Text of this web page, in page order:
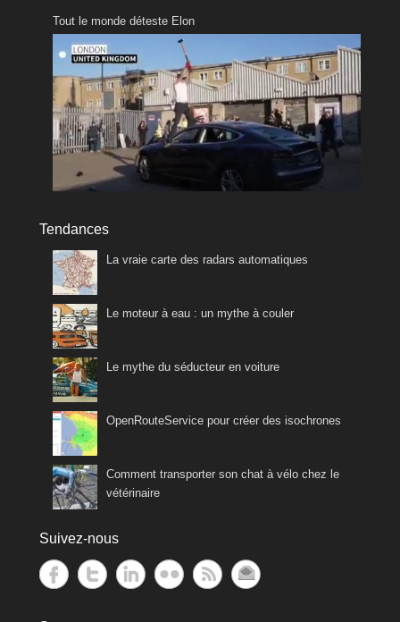
Tout le monde déteste Elon
Tendances
La vraie carte des radars automatiques
Le moteur à eau : un mythe à couler
Le mythe du séducteur en voiture
OpenRouteService pour créer des isochrones
Comment transporter son chat à vélo chez le
vétérinaire
Suivez-nous